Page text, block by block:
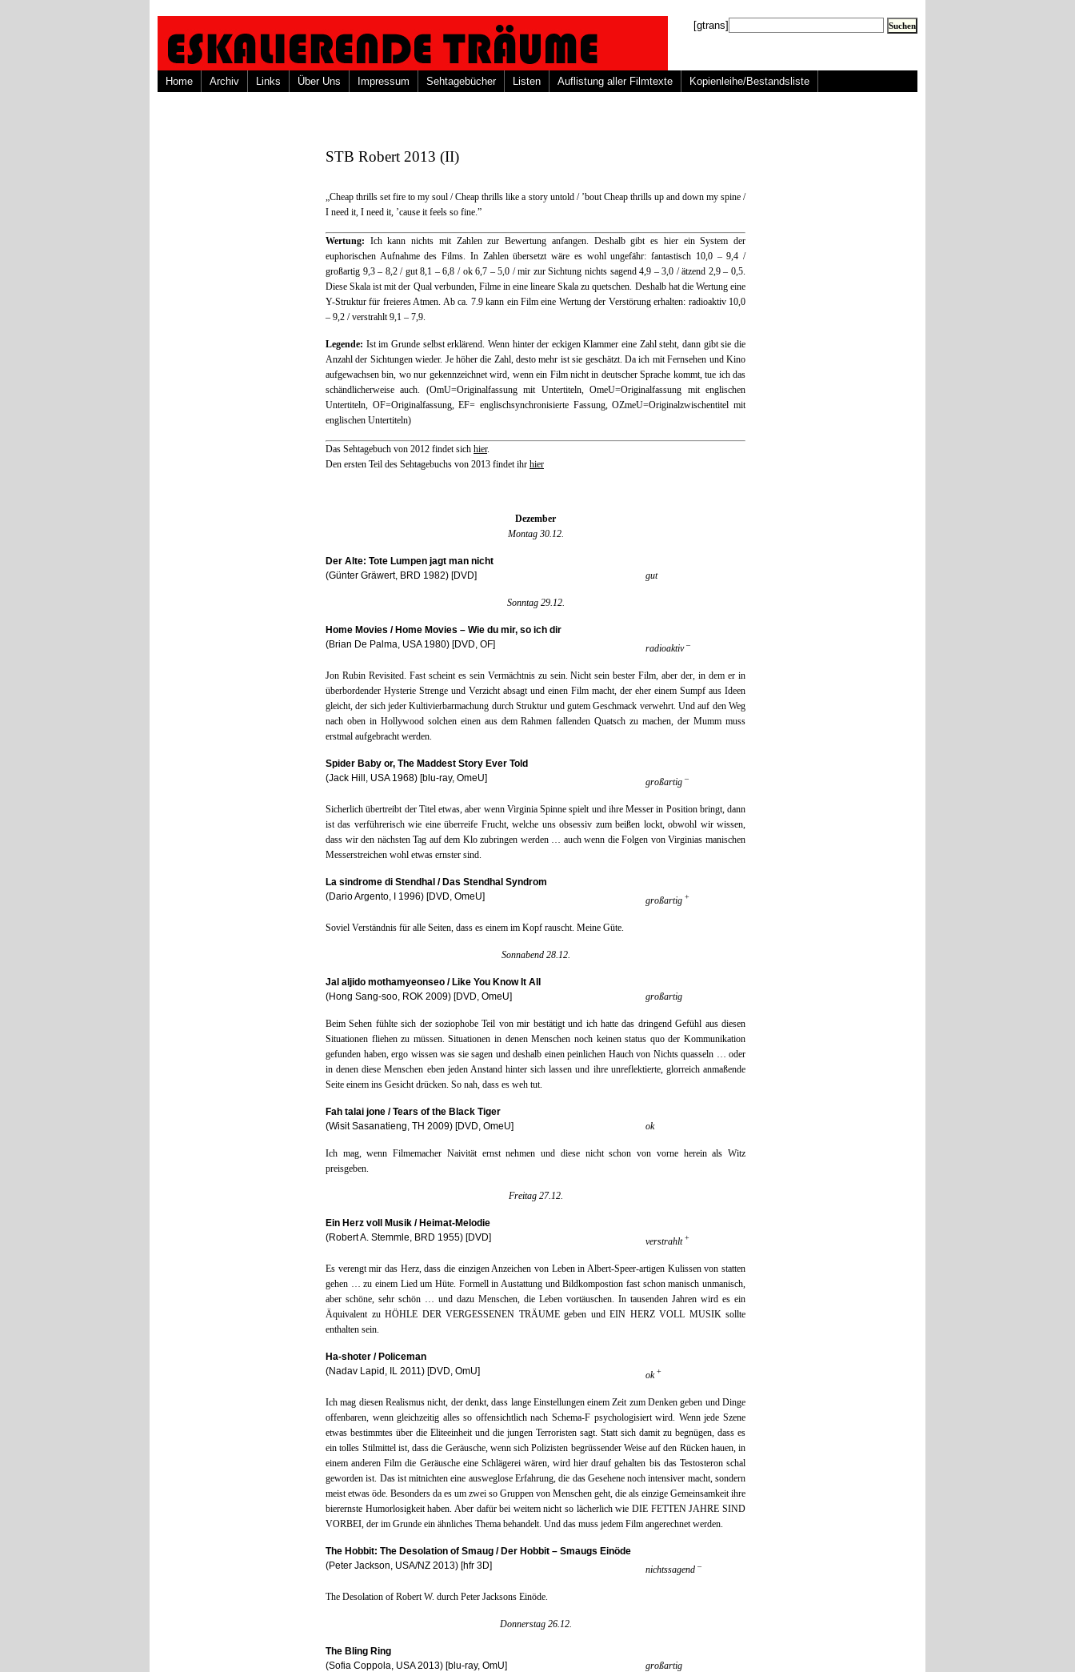
[gtrans]
Home Archiv Links Über Uns Impressum Sehtagebücher Listen Auflistung aller Filmtexte Kopienleihe/Bestandsliste
STB Robert 2013 (II)
„Cheap thrills set fire to my soul / Cheap thrills like a story untold / ’bout Cheap thrills up and down my spine /
I need it, I need it, ’cause it feels so fine.”
Wertung: Ich kann nichts mit Zahlen zur Bewertung anfangen. Deshalb gibt es hier ein System der
euphorischen Aufnahme des Films. In Zahlen übersetzt wäre es wohl ungefähr: fantastisch 10,0 – 9,4 /
großartig 9,3 – 8,2 / gut 8,1 – 6,8 / ok 6,7 – 5,0 / mir zur Sichtung nichts sagend 4,9 – 3,0 / ätzend 2,9 – 0,5.
Diese Skala ist mit der Qual verbunden, Filme in eine lineare Skala zu quetschen. Deshalb hat die Wertung eine
Y-Struktur für freieres Atmen. Ab ca. 7.9 kann ein Film eine Wertung der Verstörung erhalten: radioaktiv 10,0
– 9,2 / verstrahlt 9,1 – 7,9.
Legende: Ist im Grunde selbst erklärend. Wenn hinter der eckigen Klammer eine Zahl steht, dann gibt sie die
Anzahl der Sichtungen wieder. Je höher die Zahl, desto mehr ist sie geschätzt. Da ich mit Fernsehen und Kino
aufgewachsen bin, wo nur gekennzeichnet wird, wenn ein Film nicht in deutscher Sprache kommt, tue ich das
schändlicherweise auch. (OmU=Originalfassung mit Untertiteln, OmeU=Originalfassung mit englischen
Untertiteln, OF=Originalfassung, EF= englischsynchronisierte Fassung, OZmeU=Originalzwischentitel mit
englischen Untertiteln)
Das Sehtagebuch von 2012 findet sich hier.
Den ersten Teil des Sehtagebuchs von 2013 findet ihr hier
Dezember
Montag 30.12.
Der Alte: Tote Lumpen jagt man nicht
(Günter Gräwert, BRD 1982) [DVD]
gut
Sonntag 29.12.
Home Movies / Home Movies – Wie du mir, so ich dir
(Brian De Palma, USA 1980) [DVD, OF]
radioaktiv–
Jon Rubin Revisited. Fast scheint es sein Vermächtnis zu sein. Nicht sein bester Film, aber der, in dem er in
überbordender Hysterie Strenge und Verzicht absagt und einen Film macht, der eher einem Sumpf aus Ideen
gleicht, der sich jeder Kultivierbarmachung durch Struktur und gutem Geschmack verwehrt. Und auf den Weg
nach oben in Hollywood solchen einen aus dem Rahmen fallenden Quatsch zu machen, der Mumm muss
erstmal aufgebracht werden.
Spider Baby or, The Maddest Story Ever Told
(Jack Hill, USA 1968) [blu-ray, OmeU]
großartig –
Sicherlich übertreibt der Titel etwas, aber wenn Virginia Spinne spielt und ihre Messer in Position bringt, dann
ist das verführerisch wie eine überreife Frucht, welche uns obsessiv zum beißen lockt, obwohl wir wissen,
dass wir den nächsten Tag auf dem Klo zubringen werden … auch wenn die Folgen von Virginias manischen
Messerstreichen wohl etwas ernster sind.
La sindrome di Stendhal / Das Stendhal Syndrom
(Dario Argento, I 1996) [DVD, OmeU]
großartig +
Soviel Verständnis für alle Seiten, dass es einem im Kopf rauscht. Meine Güte.
Sonnabend 28.12.
Jal aljido mothamyeonseo / Like You Know It All
(Hong Sang-soo, ROK 2009) [DVD, OmeU]
großartig
Beim Sehen fühlte sich der soziophobe Teil von mir bestätigt und ich hatte das dringend Gefühl aus diesen
Situationen fliehen zu müssen. Situationen in denen Menschen noch keinen status quo der Kommunikation
gefunden haben, ergo wissen was sie sagen und deshalb einen peinlichen Hauch von Nichts quasseln … oder
in denen diese Menschen eben jeden Anstand hinter sich lassen und ihre unreflektierte, glorreich anmaßende
Seite einem ins Gesicht drücken. So nah, dass es weh tut.
Fah talai jone / Tears of the Black Tiger
(Wisit Sasanatieng, TH 2009) [DVD, OmeU]
ok
Ich mag, wenn Filmemacher Naivität ernst nehmen und diese nicht schon von vorne herein als Witz
preisgeben.
Freitag 27.12.
Ein Herz voll Musik / Heimat-Melodie
(Robert A. Stemmle, BRD 1955) [DVD]
verstrahlt+
Es verengt mir das Herz, dass die einzigen Anzeichen von Leben in Albert-Speer-artigen Kulissen von statten
gehen … zu einem Lied um Hüte. Formell in Austattung und Bildkompostion fast schon manisch unmanisch,
aber schöne, sehr schön … und dazu Menschen, die Leben vortäuschen. In tausenden Jahren wird es ein
Äquivalent zu HÖHLE DER VERGESSENEN TRÄUME geben und EIN HERZ VOLL MUSIK sollte
enthalten sein.
Ha-shoter / Policeman
(Nadav Lapid, IL 2011) [DVD, OmU]
ok+
Ich mag diesen Realismus nicht, der denkt, dass lange Einstellungen einem Zeit zum Denken geben und Dinge
offenbaren, wenn gleichzeitig alles so offensichtlich nach Schema-F psychologisiert wird. Wenn jede Szene
etwas bestimmtes über die Eliteeinheit und die jungen Terroristen sagt. Statt sich damit zu begnügen, dass es
ein tolles Stilmittel ist, dass die Geräusche, wenn sich Polizisten begrüssender Weise auf den Rücken hauen, in
einem anderen Film die Geräusche eine Schlägerei wären, wird hier drauf gehalten bis das Testosteron schal
geworden ist. Das ist mitnichten eine ausweglose Erfahrung, die das Gesehene noch intensiver macht, sondern
meist etwas öde. Besonders da es um zwei so Gruppen von Menschen geht, die als einzige Gemeinsamkeit ihre
bierernste Humorlosigkeit haben. Aber dafür bei weitem nicht so lächerlich wie DIE FETTEN JAHRE SIND
VORBEI, der im Grunde ein ähnliches Thema behandelt. Und das muss jedem Film angerechnet werden.
The Hobbit: The Desolation of Smaug / Der Hobbit – Smaugs Einöde
(Peter Jackson, USA/NZ 2013) [hfr 3D]
nichtssagend –
The Desolation of Robert W. durch Peter Jacksons Einöde.
Donnerstag 26.12.
The Bling Ring
(Sofia Coppola, USA 2013) [blu-ray, OmU]
großartig